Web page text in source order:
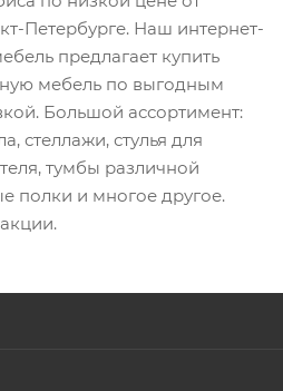
Петербурге. Наш интернет-
предлагает купить
мебель по выгодным
Большой ассортимент:
стеллажи, стулья для
тумбы различной
полки и многое другое.